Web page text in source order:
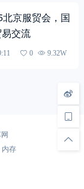
京服贸会，国
交流
0 9.32W
内存